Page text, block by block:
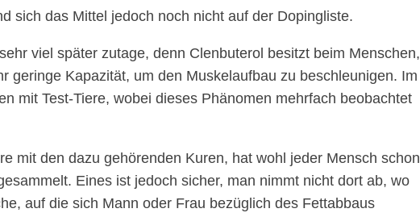
sich das Mittel jedoch noch nicht auf der Dopingliste.
viel später zutage, denn Clenbuterol besitzt beim Menschen,
geringe Kapazität, um den Muskelaufbau zu beschleunigen. Im
mit Test-Tiere, wobei dieses Phänomen mehrfach beobachtet
mit den dazu gehörenden Kuren, hat wohl jeder Mensch schon
Eines ist jedoch sicher, man nimmt nicht dort ab, wo
auf die sich Mann oder Frau bezüglich des Fettabbaus